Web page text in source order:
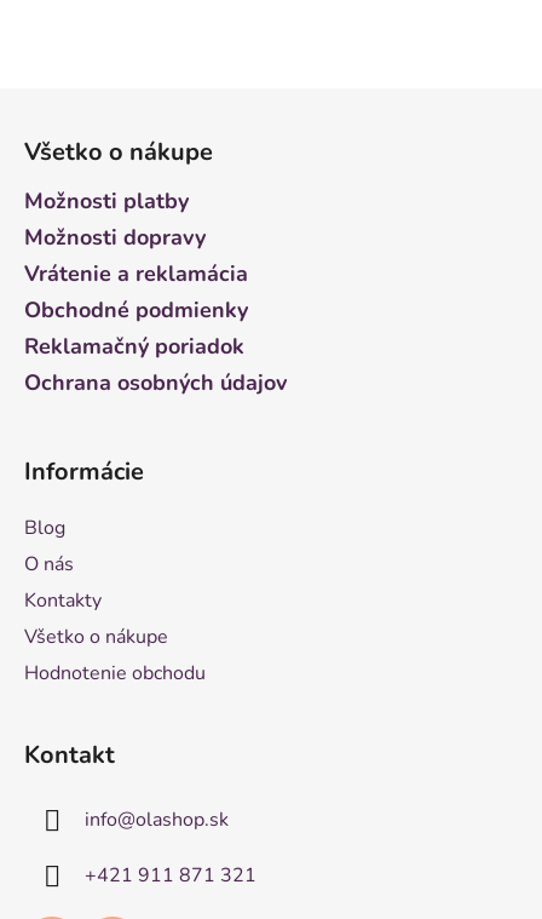
Všetko o nákupe
Možnosti platby
Možnosti dopravy
Vrátenie a reklamácia
Obchodné podmienky
Reklamačný poriadok
Ochrana osobných údajov
Informácie
Blog
O nás
Kontakty
Všetko o nákupe
Hodnotenie obchodu
Kontakt
info@olashop.sk
+421 911 871 321